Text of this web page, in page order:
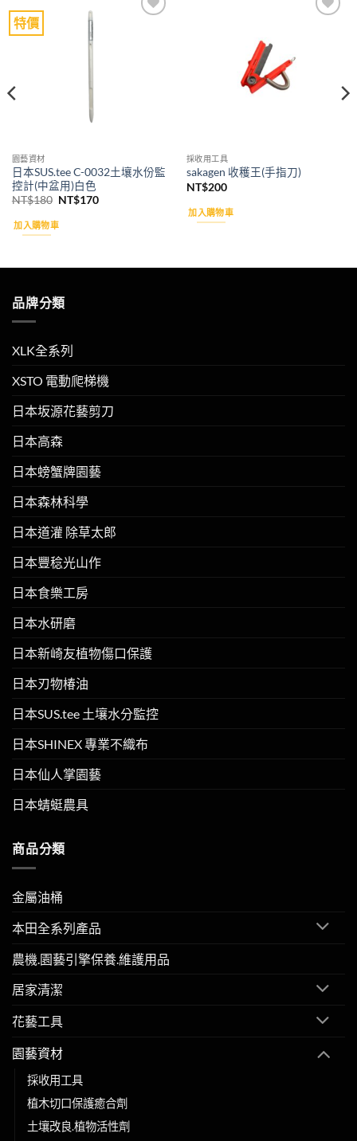
特價
園藝資材
日本SUS.tee C-0032土壤水份監
控計(中盆用)白色
NT$180 原
價
格：
NT$170目
加入購物車
採收用工具
sakagen 收穫王(手指刀)
NT$200
加入購物車
品牌分類
XLK全系列
XSTO 電動爬梯機
日本坂源花藝剪刀
日本高森
日本螃蟹牌園藝
日本森林科學
日本道灌 除草太郎
日本豐稔光山作
日本食樂工房
日本水研磨
日本新崎友植物傷口保護
日本刃物椿油
日本SUS.tee 土壤水分監控
日本SHINEX 專業不織布
日本仙人掌園藝
日本蜻蜓農具
商品分類
金屬油桶
本田全系列產品
農機.園藝引擎保養.維護用品
居家清潔
花藝工具
園藝資材
採收用工具
植木切口保護癒合劑
土壤改良.植物活性劑